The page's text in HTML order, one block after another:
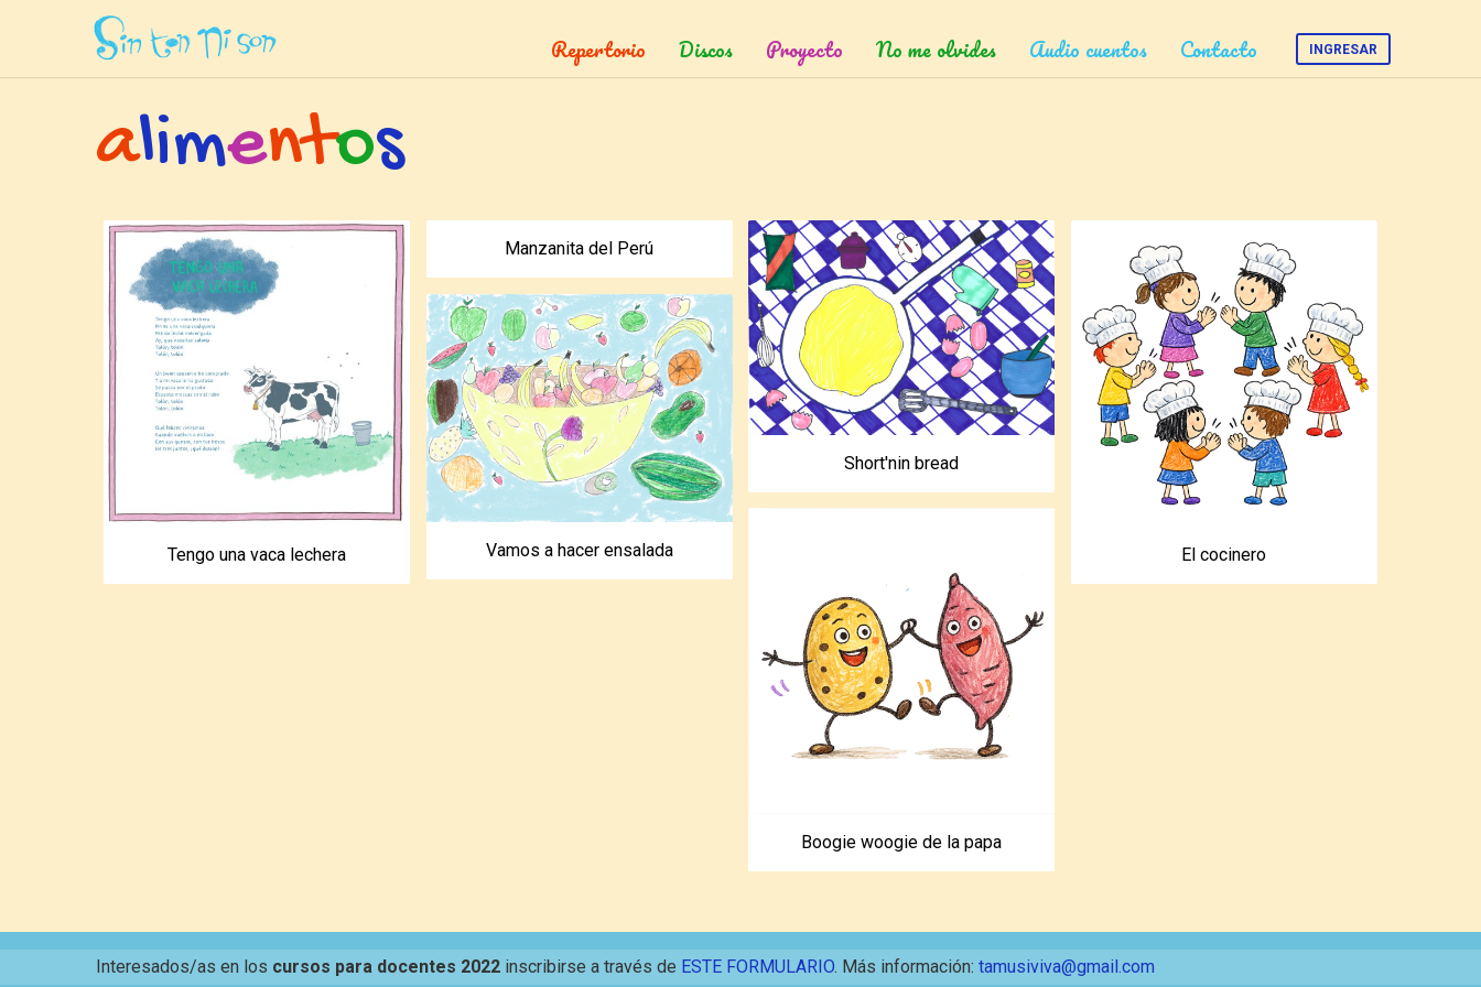
Repertorio Discos Proyecto No me olvides Audio cuentos Contacto INGRESAR
Inicio » Temas » Sobre
alimentos
Tengo una vaca lechera
Manzanita del Perú
Short'nin bread
El cocinero
Vamos a hacer ensalada
Boogie woogie de la papa
Interesados/as en los cursos para docentes 2022 inscribirse a través de ESTE FORMULARIO. Más información: tamusiviva@gmail.com